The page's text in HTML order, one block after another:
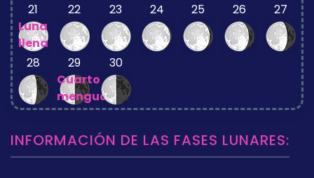
21
Luna
llena
22 23 24 25 26 27
28
29
Cuarto
menguante
30
INFORMACIÓN DE LAS FASES LUNARES: